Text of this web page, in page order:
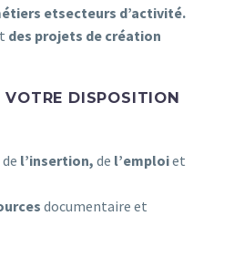
etsecteurs d’activité.
des projets de création
DISPOSITION
de l’insertion, de l’emploiet
documentaire et